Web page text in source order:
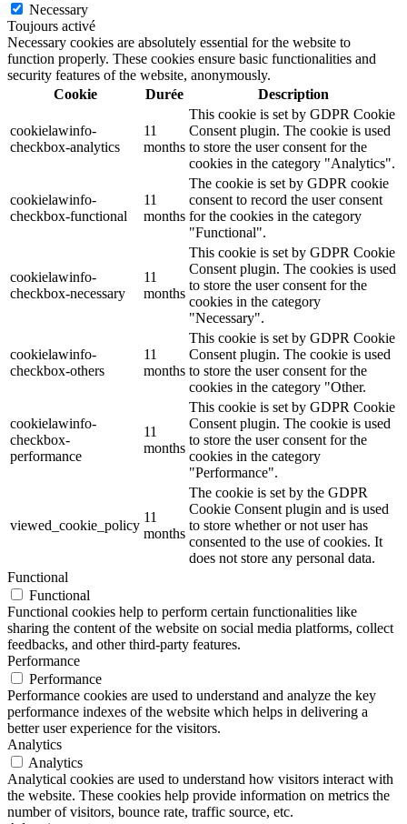
Necessary
Toujours activé
Necessary cookies are absolutely essential for the website to
function properly. These cookies ensure basic functionalities and
security features of the website, anonymously.
Cookie
Durée Description
cookielawinfo-
checkbox-analytics
11
months
This cookie is set by GDPR Cookie
Consent plugin. The cookie is used
to store the user consent for the
cookies in the category "Analytics".
cookielawinfo-
checkbox-functional
11
months
The cookie is set by GDPR cookie
consent to record the user consent
for the cookies in the category
"Functional".
cookielawinfo-
checkbox-necessary
11
months
This cookie is set by GDPR Cookie
Consent plugin. The cookies is used
to store the user consent for the
cookies in the category
"Necessary".
cookielawinfo-
checkbox-others
11
months
This cookie is set by GDPR Cookie
Consent plugin. The cookie is used
to store the user consent for the
cookies in the category "Other.
cookielawinfo-
checkbox-
performance
11
months
This cookie is set by GDPR Cookie
Consent plugin. The cookie is used
to store the user consent for the
cookies in the category
"Performance".
viewed_cookie_policy
11
months
The cookie is set by the GDPR
Cookie Consent plugin and is used
to store whether or not user has
consented to the use of cookies. It
does not store any personal data.
Functional
Functional
Functional cookies help to perform certain functionalities like
sharing the content of the website on social media platforms, collect
feedbacks, and other third-party features.
Performance
Performance
Performance cookies are used to understand and analyze the key
performance indexes of the website which helps in delivering a
better user experience for the visitors.
Analytics
Analytics
Analytical cookies are used to understand how visitors interact with
the website. These cookies help provide information on metrics the
number of visitors, bounce rate, traffic source, etc.